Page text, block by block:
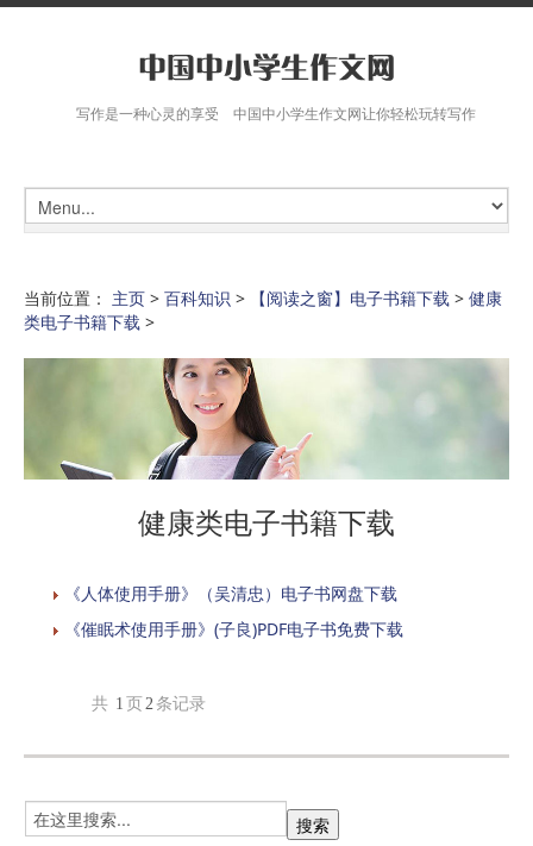
写作是一种心灵的享受 中国中小学生作文网让你轻松玩转写作
当前位置： 主页 > 百科知识 > 【阅读之窗】电子书籍下载 > 健康
类电子书籍下载 >
健康类电子书籍下载
《人体使用手册》（吴清忠）电子书网盘下载
《催眠术使用手册》(子良)PDF电子书免费下载
共 1 页 2 条记录